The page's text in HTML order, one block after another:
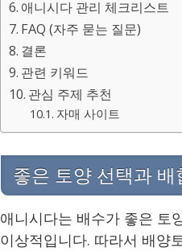
애니시다 관리 체크리스트
FAQ (자주 묻는 질문)
결론
관련 키워드
관심 주제 추천
자매 사이트
좋은 토양 선택과 배
애니시다는 배수가 좋은 토
이상적입니다. 따라서 배양